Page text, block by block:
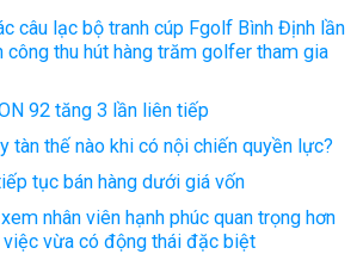
câu lạc bộ tranh cúp Fgolf Bình Định lần
công thu hút hàng trăm golfer tham gia
92 tăng 3 lần liên tiếp
tàn thế nào khi có nội chiến quyền lực?
tục bán hàng dưới giá vốn
nhân viên hạnh phúc quan trọng hơn
việc vừa có động thái đặc biệt